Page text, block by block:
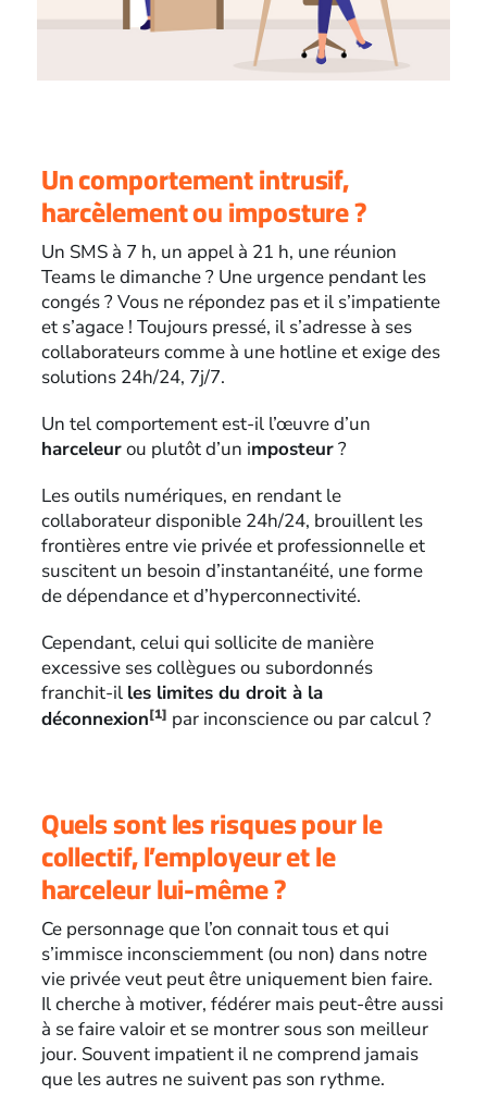
Un comportement intrusif,
harcèlement ou imposture ?
Un SMS à 7 h, un appel à 21 h, une réunion
Teams le dimanche ? Une urgence pendant les
congés ? Vous ne répondez pas et il s’impatiente
et s’agace ! Toujours pressé, il s’adresse à ses
collaborateurs comme à une hotline et exige des
solutions 24h/24, 7j/7.
Un tel comportement est-il l’œuvre d’un
harceleurou plutôt d’un imposteur?
Les outils numériques, en rendant le
collaborateur disponible 24h/24, brouillent les
frontières entre vie privée et professionnelle et
suscitent un besoin d’instantanéité, une forme
de dépendance et d’hyperconnectivité.
Cependant, celui qui sollicite de manière
excessive ses collègues ou subordonnés
franchit-il les limites du droit à la
déconnexion[1] par inconscience ou par calcul ?
Quels sont les risques pour le
collectif, l’employeur et le
harceleur lui-même ?
Ce personnage que l’on connait tous et qui
s’immisce inconsciemment (ou non) dans notre
vie privée veut peut être uniquement bien faire.
Il cherche à motiver, fédérer mais peut-être aussi
à se faire valoir et se montrer sous son meilleur
jour. Souvent impatient il ne comprend jamais
que les autres ne suivent pas son rythme.